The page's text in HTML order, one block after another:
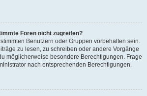
Foren nicht zugreifen?
Benutzern oder Gruppen vorbehalten sein.
zu lesen, zu schreiben oder andere Vorgänge
möglicherweise besondere Berechtigungen. Frage
nach entsprechenden Berechtigungen.